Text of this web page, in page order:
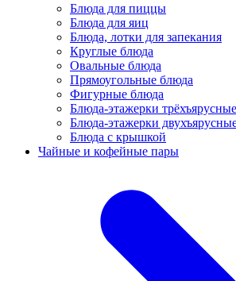
Блюда для пиццы
Блюда для яиц
Блюда, лотки для запекания
Круглые блюда
Овальные блюда
Прямоугольные блюда
Фигурные блюда
Блюда-этажерки трёхъярусные
Блюда-этажерки
Блюда с крышкой
Чайные и кофейные пары